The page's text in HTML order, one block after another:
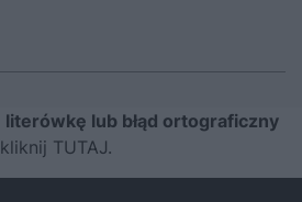
literówkę lub błąd ortograficzny
kliknij TUTAJ.